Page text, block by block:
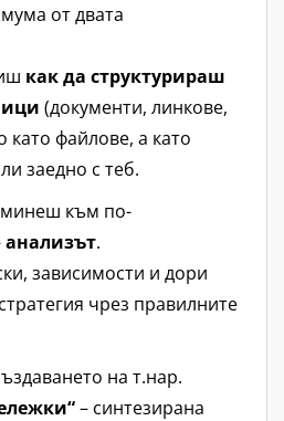
от двата
как да структурираш
(документи, линкове,
като файлове, а като
заедно с теб.
към по-
анализът.
зависимости и дори
чрез правилните
на т.нар.
– синтезирана